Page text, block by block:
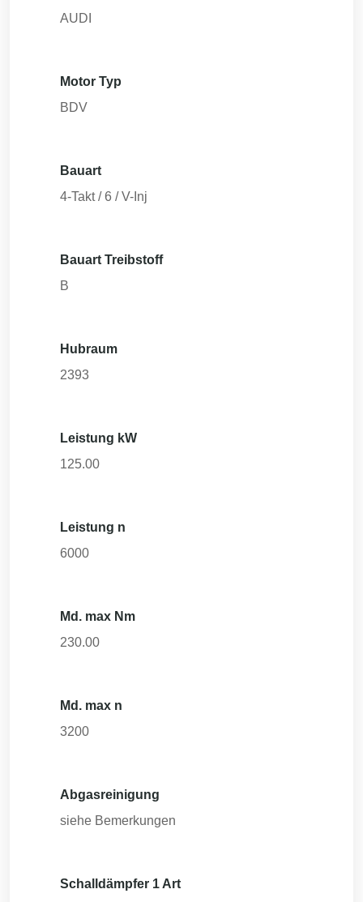
AUDI
Motor Typ
BDV
Bauart
4-Takt / 6 / V-Inj
Bauart Treibstoff
B
Hubraum
2393
Leistung kW
125.00
Leistung n
6000
Md. max Nm
230.00
Md. max n
3200
Abgasreinigung
siehe Bemerkungen
Schalldämpfer 1 Art